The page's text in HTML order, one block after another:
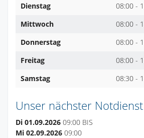
Dienstag
08:00 -
Mittwoch
08:00 -
Donnerstag
08:00 -
Freitag
08:00 -
Samstag
08:30 -
Unser nächster Notdienst
Di 01.09.2026 09:00 BIS
Mi 02.09.2026 09:00